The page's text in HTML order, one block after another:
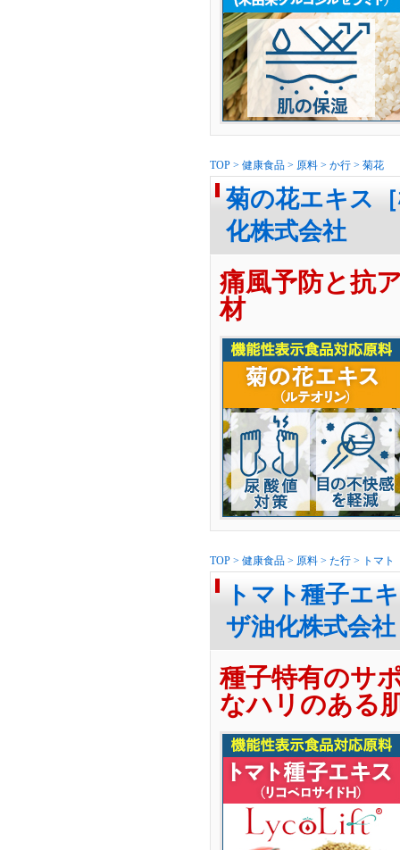
TOP > 健康食品 > 原料 > か行 > 菊花
菊の花エキス
化株式会社
痛風予防と抗
材
TOP > 健康食品 > 原料 > た行 > トマト
トマト種子エ
ザ油化株式会社
種子特有のサ
なハリのある